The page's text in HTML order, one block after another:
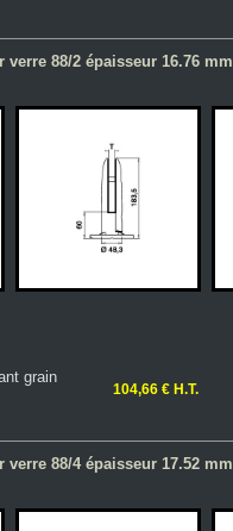
88/2 épaisseur 16.76 mm
grain
104,66 € H.T.
88/4 épaisseur 17.52 mm